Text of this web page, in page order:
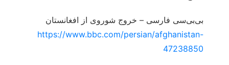
بی‌بی‌سی فارسی – خروج شوروی از افغانستان
https://www.bbc.com/persian/afghanistan-
47238850